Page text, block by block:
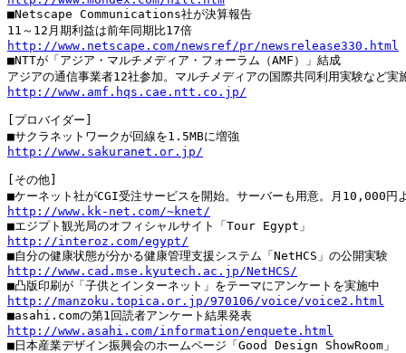
■Netscape Communications社が決算報告
http://www.netscape.com/newsref/pr/newsrelease330.html
■NTTが「アジア・マルチメディア・フォーラム（AMF）」結成
http://www.amf.hqs.cae.ntt.co.jp/
[プロバイダー]
http://www.sakuranet.or.jp/
[その他]
http://www.kk-net.com/~knet/
http://interoz.com/egypt/
http://www.cad.mse.kyutech.ac.jp/NetHCS/
http://manzoku.topica.or.jp/970106/voice/voice2.html
http://www.asahi.com/information/enquete.html